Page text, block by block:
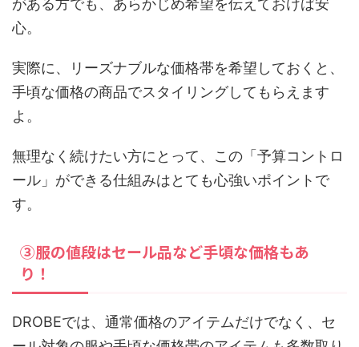
がある方でも、あらかじめ希望を伝えておけば安
心。
実際に、リーズナブルな価格帯を希望しておくと、
手頃な価格の商品でスタイリングしてもらえます
よ。
無理なく続けたい方にとって、この「予算コントロ
ール」ができる仕組みはとても心強いポイントで
す。
③服の値段はセール品など手頃な価格もあ
り！
DROBEでは、通常価格のアイテムだけでなく、セ